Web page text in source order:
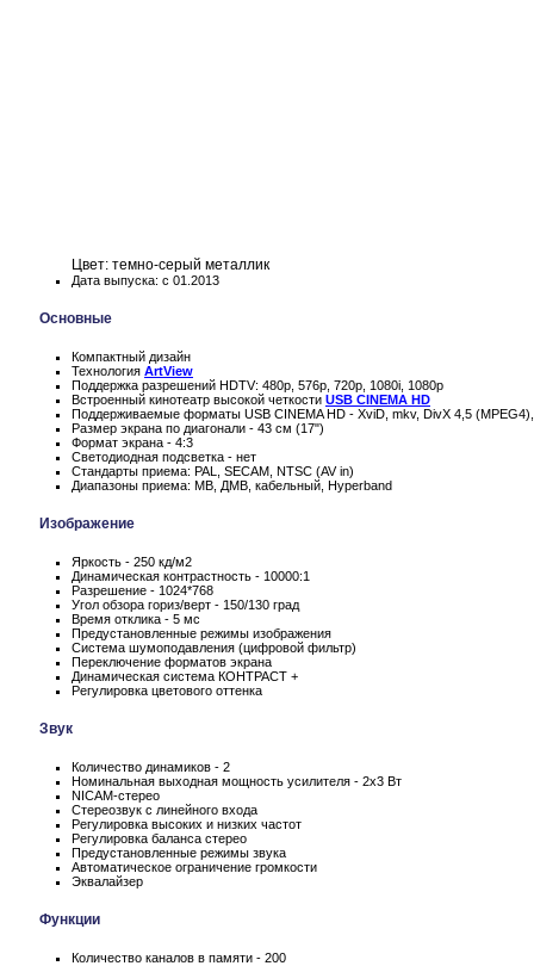
Цвет: темно-серый металлик
Дата выпуска: с 01.2013
Основные
Компактный дизайн
Технология ArtView
Поддержка разрешений HDTV: 480p, 576p, 720p, 1080i, 1080p
Встроенный кинотеатр высокой четкости USB CINEMA HD
Поддерживаемые форматы USB CINEMA HD - XviD, mkv, DivX 4,5
Размер экрана по диагонали - 43 см (17")
Формат экрана - 4:3
Светодиодная подсветка - нет
Стандарты приема: PAL, SECAM, NTSC (AV in)
Диапазоны приема: МВ, ДМВ, кабельный, Hyperband
Изображение
Яркость - 250 кд/м2
Динамическая контрастность - 10000:1
Разрешение - 1024*768
Угол обзора гориз/верт - 150/130 град
Время отклика - 5 мс
Предустановленные режимы изображения
Система шумоподавления (цифровой фильтр)
Переключение форматов экрана
Динамическая система КОНТРАСТ +
Регулировка цветового оттенка
Звук
Количество динамиков - 2
Номинальная выходная мощность усилителя - 2x3 Вт
NICAM-стерео
Стереозвук с линейного входа
Регулировка высоких и низких частот
Регулировка баланса стерео
Предустановленные режимы звука
Автоматическое ограничение громкости
Эквалайзер
Функции
Количество каналов в памяти - 200